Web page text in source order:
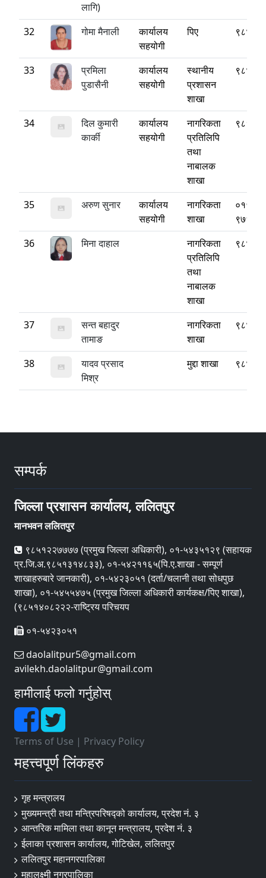
लागि)
32 गोमा मैनाली
कार्यालय
सहयोगी
पिए
33
प्रमिला
पुडासैनी
कार्यालय
सहयोगी
स्थानीय
प्रशासन
शाखा
34
दिल कुमारी
कार्की
कार्यालय
सहयोगी
नागरिकता
प्रतिलिपि
तथा
नाबालक
शाखा
35 अरुण सुनार
कार्यालय
सहयोगी
नागरिकता
शाखा
36
मिना दाहाल
नागरिकता
प्रतिलिपि
तथा
नाबालक
शाखा
37
सन्त बहादुर
तामाङ
नागरिकता
शाखा
38
यादव प्रसाद
मिश्र
मुद्दा शाखा
सम्पर्क
जिल्ला प्रशासन कार्यालय, ललितपुर
मानभवन ललितपुर
९८५१२२७७७७ (प्रमुख जिल्ला अधिकारी), ०१-५४३५१२९ (सहायक
प्र.जि.अ.९८५१३१४८३३), ०१-५४२११६५(पि.ए.शाखा - सम्पूर्ण
शाखाहरुबारे जानकारी), ०१-५४२३०५१ (दर्ता/चलानी तथा सोधपुछ
शाखा), ०१-५४५५४७५ (प्रमुख जिल्ला अधिकारी कार्यकक्ष/पिए शाखा),
(९८५१४०८२२२-राष्ट्रिय परिचयप
०१-५४२३०५१
daolalitpur5@gmail.com
avilekh.daolalitpur@gmail.com
हामीलाई फलो गर्नुहोस्
Terms of Use | Privacy Policy
महत्त्वपूर्ण लिंकहरु
गृह मन्त्रालय
मुख्यमन्त्री तथा मन्त्रिपरिषद्को कार्यालय, प्रदेश नं. ३
आन्तरिक मामिला तथा कानून मन्त्रालय, प्रदेश नं. ३
ईलाका प्रशासन कार्यालय, गोटिखेल, ललितपुर
ललितपुर महानगरपालिका
महालक्ष्मी नगरपालिका